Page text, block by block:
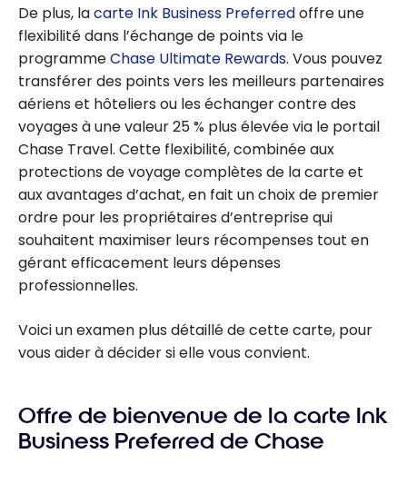
De plus, lacarte Ink Business Preferredoffre une
flexibilité dans l’échange de points via le
programmeChase Ultimate Rewards. Vous pouvez
transférer des points vers les meilleurs partenaires
aériens et hôteliers ou les échanger contre des
voyages à une valeur 25 % plus élevée via le portail
Chase Travel. Cette flexibilité, combinée aux
protections de voyage complètes de la carte et
aux avantages d’achat, en fait un choix de premier
ordre pour les propriétaires d’entreprise qui
souhaitent maximiser leurs récompenses tout en
gérant efficacement leurs dépenses
professionnelles.
Voici un examen plus détaillé de cette carte, pour
vous aider à décider si elle vous convient.
Offre de bienvenue de la carte Ink
Business Preferred de Chase